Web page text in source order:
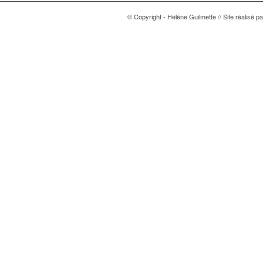
© Copyright - Hélène Guilmette // Site réalisé